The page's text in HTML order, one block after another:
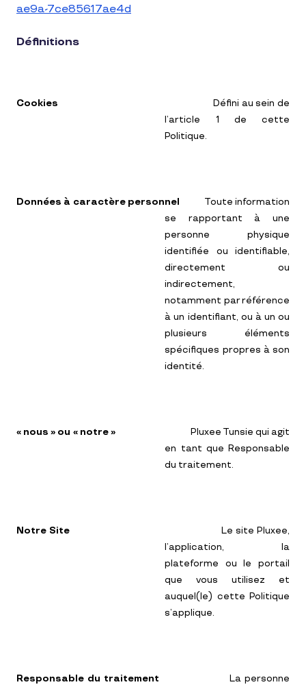
ae9a-7ce85617ae4d
Définitions
Cookies
Défini au sein de
l’article 1 de cette
Politique.
Données à caractère personnel
Toute information
se rapportant à une
personne physique
identifiée ou identifiable,
directement ou
indirectement,
notamment par référence
à un identifiant, ou à un ou
plusieurs éléments
spécifiques propres à son
identité.
« nous » ou « notre »
Pluxee Tunsie qui agit
en tant que Responsable
du traitement.
Notre Site
Le site Pluxee,
l’application, la
plateforme ou le portail
que vous utilisez et
auquel(le) cette Politique
s’applique.
Responsable du traitement
La personne